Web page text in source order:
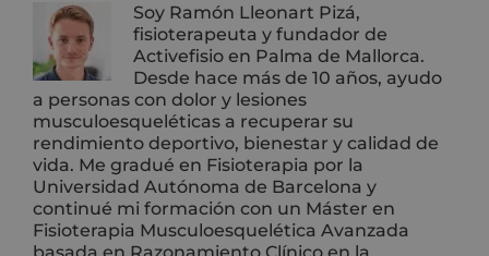
Soy Ramón Lleonart Pizá,
fisioterapeuta y fundador de
Activefisio en Palma de Mallorca.
Desde hace más de 10 años, ayudo
a personas con dolor y lesiones
musculoesqueléticas a recuperar su
rendimiento deportivo, bienestar y calidad de
vida. Me gradué en Fisioterapia por la
Universidad Autónoma de Barcelona y
continué mi formación con un Máster en
Fisioterapia Musculoesquelética Avanzada